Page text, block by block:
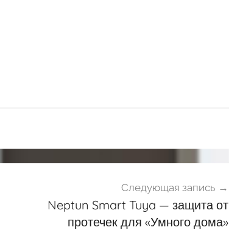
Следующая запись
Neptun Smart Tuya — защита от
протечек для «Умного дома»